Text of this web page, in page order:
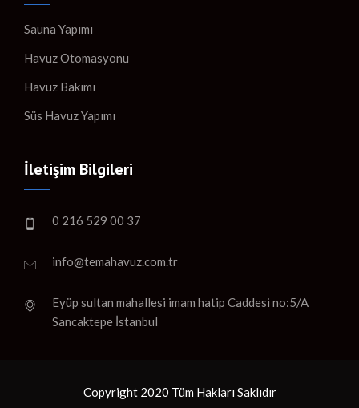
Sauna Yapımı
Havuz Otomasyonu
Havuz Bakımı
Süs Havuz Yapımı
İletişim Bilgileri
0 216 529 00 37
info@temahavuz.com.tr
Eyüp sultan mahallesi imam hatip Caddesi no:5/A
Sancaktepe İstanbul
Copyright 2020 Tüm Hakları Saklıdır